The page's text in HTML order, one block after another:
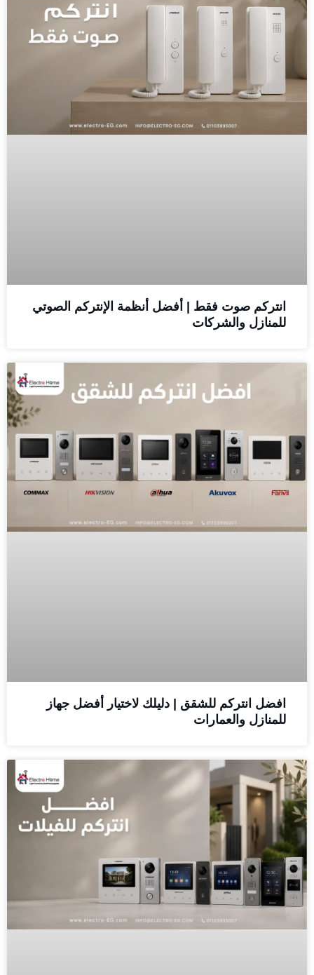
انتركم صوت فقط | أفضل أنظمة الإنتركم الصوتي
للمنازل والشركات
افضل انتركم للشقق | دليلك لاختيار أفضل جهاز
للمنازل والعمارات